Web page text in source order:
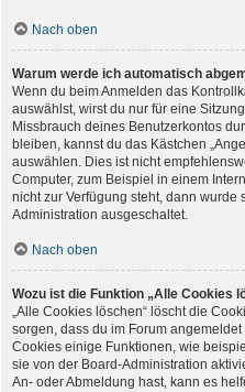
Nach oben
Warum werde ich automatisch
Wenn du beim Anmelden das
auswählst, wirst du nur für eine
Missbrauch deines Benutzerkontos
bleiben, kannst du das Kästchen
auswählen. Dies ist nicht
Computer, zum Beispiel in einem
nicht zur Verfügung steht, dann wurde
Administration ausgeschaltet.
Nach oben
Wozu ist die Funktion „Alle Cookies
„Alle Cookies löschen“ löscht die
sorgen, dass du im Forum
Cookies einige Funktionen, wie
sie von der Board-Administration
An- oder Abmeldung hast, kann es